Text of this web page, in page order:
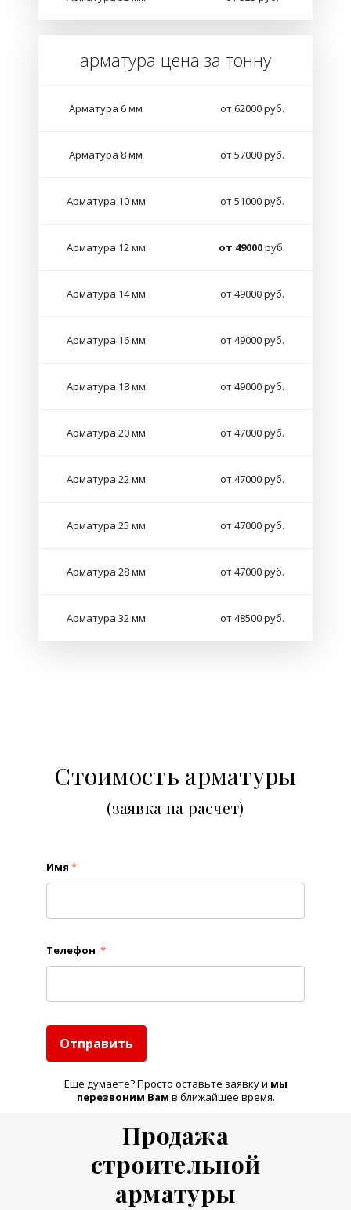
арматура цена за тонну
Арматура 6 мм от 62000 руб.
Арматура 8 мм от 57000 руб.
Арматура 10 мм от 51000 руб.
Арматура 12 мм от 49000руб.
Арматура 14 мм от 49000 руб.
Арматура 16 мм от 49000 руб.
Арматура 18 мм от 49000 руб.
Арматура 20 мм от 47000 руб.
Арматура 22 мм от 47000 руб.
Арматура 25 мм от 47000 руб.
Арматура 28 мм от 47000 руб.
Арматура 32 мм от 48500 руб.
Стоимость арматуры
(заявка на расчет)
Имя *
Телефон *
Отправить
Еще думаете? Просто оставьте заявку и мы
перезвоним Вам в ближайшее время.
Продажа
строительной
арматуры